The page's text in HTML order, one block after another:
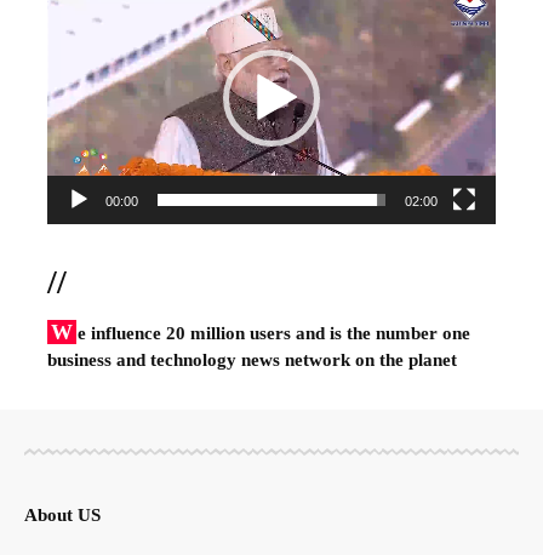
00:00 02:00
//
W e influence 20 million users and is the number one
business and technology news network on the planet
About US